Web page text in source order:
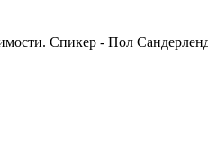
Спикер - Пол